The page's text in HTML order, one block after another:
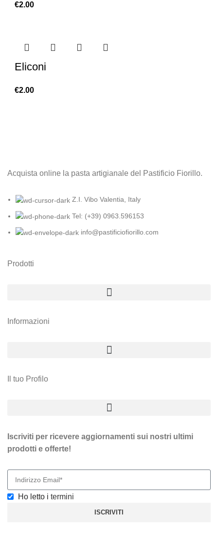
€2.00
Eliconi
€2.00
Acquista online la pasta artigianale del Pastificio Fiorillo.
Z.I. Vibo Valentia, Italy
Tel: (+39) 0963.596153
info@pastificiofiorillo.com
Prodotti
Informazioni
Il tuo Profilo
Iscriviti per ricevere aggiornamenti sui nostri ultimi
prodotti e offerte!
Ho letto i termini
ISCRIVITI